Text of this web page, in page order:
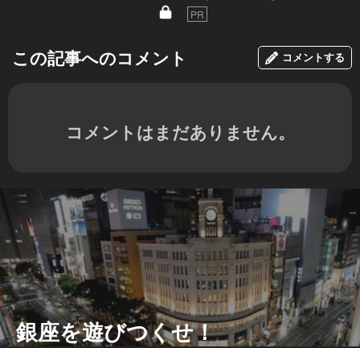
PR
この記事へのコメント コメントする
コメントはまだありません。
銀座を遊びつくせ！